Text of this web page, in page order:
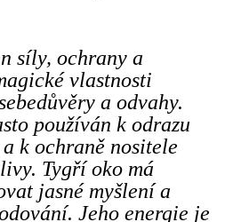
síly, ochrany a
vlastnosti
a odvahy.
používán k odrazu
k ochraně nositele
Tygří oko má
jasné myšlení a
Jeho energie je